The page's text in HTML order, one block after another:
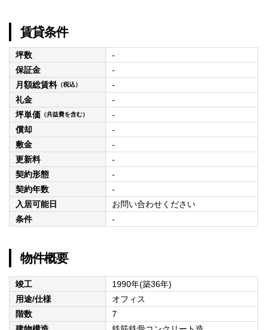
賃貸条件
坪数
-
保証金
-
月額総賃料（税込）
-
礼金
-
坪単価 （共益費を含む）
-
償却
-
敷金
-
更新料
-
契約形態
-
契約年数
-
入居可能日
お問い合わせください
条件
-
物件概要
竣工
1990年(築36年)
用途/仕様
オフィス
階数
7